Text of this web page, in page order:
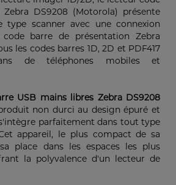
DS9208 (Motorola) présente
type scanner avec une connexion
barre de présentation Zebra
les codes barres 1D, 2D et PDF417
de téléphones mobiles et
USB mains libres Zebra DS9208
non durci au design épuré et
parfaitement dans tout type
appareil, le plus compact de sa
place dans les espaces les plus
la polyvalence d'un lecteur de